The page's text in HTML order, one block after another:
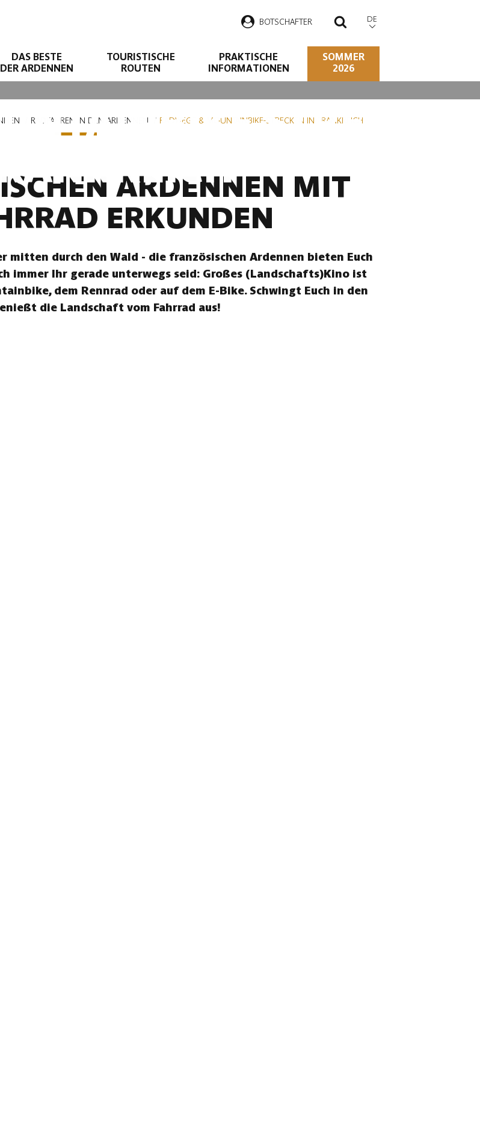
BOTSCHAFTER SUCHEN
DE
DAS BESTE
DER ARDENNEN
TOURISTISCHE
ROUTEN
PRAKTISCHE
INFORMATIONEN
SOMMER
2026
STRECKEN
RADFAHREN IN DEN ARDENNEN RADWEGE & MOUNTAINBIKE-STRECKEN IN FRANKREICH
ARDENNEN MIT
ERKUNDEN
mitten durch den Wald - die französischen Ardennen bieten Euch
immer Ihr gerade unterwegs seid: Großes (Landschafts)Kino ist
dem Rennrad oder auf dem E-Bike. Schwingt Euch in den
die Landschaft vom Fahrrad aus!